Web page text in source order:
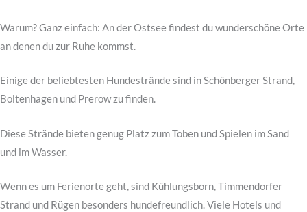
Warum? Ganz einfach: An der Ostsee findest du wunderschöne Orte
an denen du zur Ruhe kommst.
Einige der beliebtesten Hundestrände sind in Schönberger Strand,
Boltenhagen und Prerow zu finden.
Diese Strände bieten genug Platz zum Toben und Spielen im Sand
und im Wasser.
Wenn es um Ferienorte geht, sind Kühlungsborn, Timmendorfer
Strand und Rügen besonders hundefreundlich. Viele Hotels und